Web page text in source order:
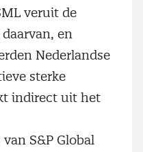
veruit de
en
Nederlandse
sterke
indirect uit het
S&P Global